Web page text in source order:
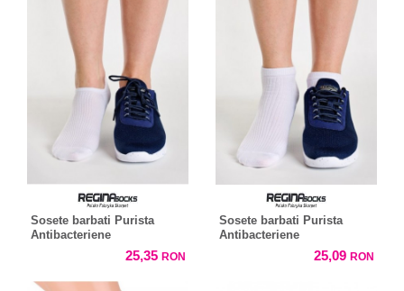
Sosete barbati Purista
Antibacteriene
25,35 RON
Sosete barbati Purista
Antibacteriene
25,09 RON